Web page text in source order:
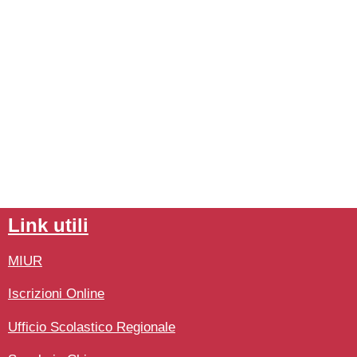
link utili
MIUR
Iscrizioni Online
Ufficio Scolastico Regionale